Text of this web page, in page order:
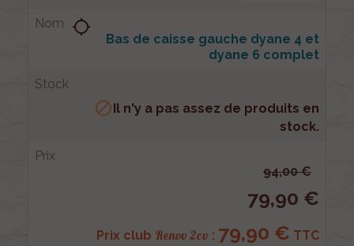
Bas de caisse gauche dyane 4 et
dyane 6 complet
location_searching
 Il n'y a pas assez de produits en
stock.
94,00 €
79,90 €
Prix club Renov 2cv : 79,90 € TTC